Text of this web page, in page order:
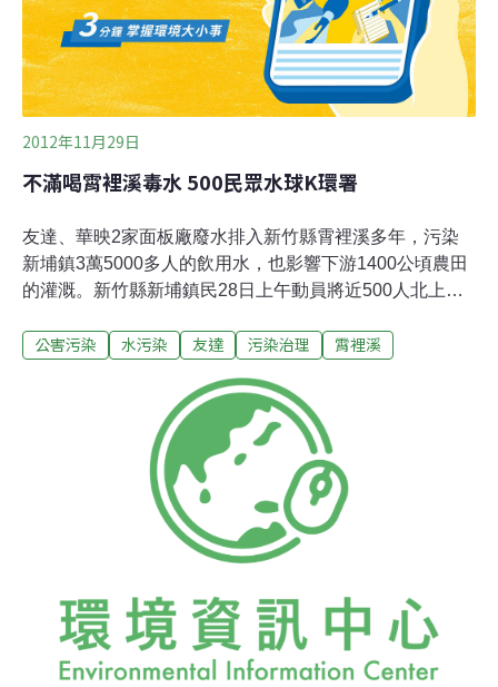
大部分是合格，令人質疑廠商自行檢測的可信度。不過由
於霄裡溪案事業廢水導電度檢測結果，各方說法不
2012年11月29日
不滿喝霄裡溪毒水 500民眾水球K環署
友達、華映2家面板廠廢水排入新竹縣霄裡溪多年，污染
新埔鎮3萬5000多人的飲用水，也影響下游1400公頃農田
的灌溉。新竹縣新埔鎮民28日上午動員將近500人北上抗
霄裡溪的水，要讓官員嚐嚐「毒水」的滋味。環保署水質
要採用用水完全回收不排放的技術，至於華映則還在溝通
協調中。勞動黨新竹縣議員高偉凱指出，友達、華映多年
來將廢水排放霄裡溪，2009年環評決議2廠廢水改排桃園
縣老街溪，然而卻遭到桃園縣政府拒絕；101年3月經濟部
為了替2家面板廠護航，於是發出公文稱「霄裡溪將不再
是飲用水水源」，隨後環保署也發出公文，說2家廠商把
廢水排放霄裡溪已經沒有違反環評結論，因此28日動員民
保署，向環保署表達不滿。500人約中午12時浩浩蕩蕩抵
達環保署，高偉凱要求環保
公害污染 水污染 友達 污染治理 霄裡溪